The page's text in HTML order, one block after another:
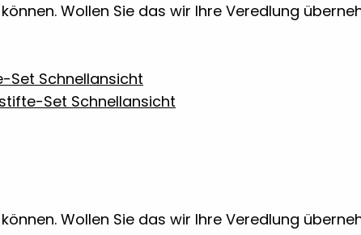
Wollen Sie das wir Ihre Veredlung
Schnellansicht
Schnellansicht
Wollen Sie das wir Ihre Veredlung